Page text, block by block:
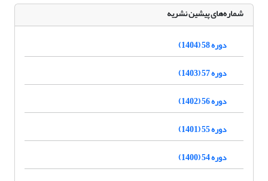
شماره‌های پیشین نشریه
دوره 58 (1404)
دوره 57 (1403)
دوره 56 (1402)
دوره 55 (1401)
دوره 54 (1400)